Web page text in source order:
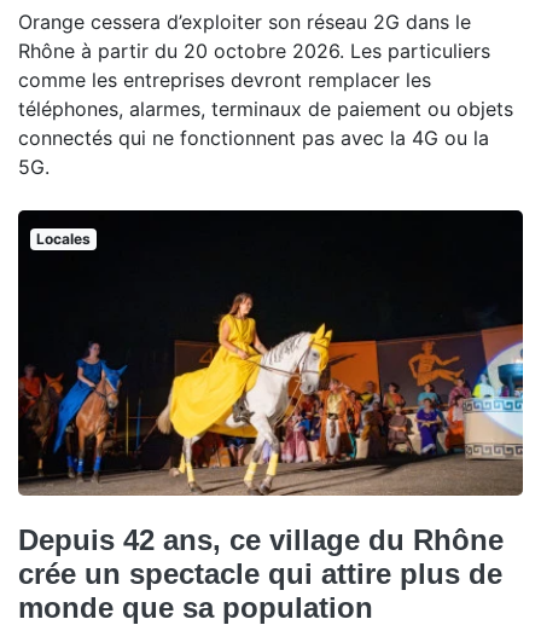
Orange cessera d’exploiter son réseau 2G dans le
Rhône à partir du 20 octobre 2026. Les particuliers
comme les entreprises devront remplacer les
téléphones, alarmes, terminaux de paiement ou objets
connectés qui ne fonctionnent pas avec la 4G ou la
5G.
Locales
Depuis 42 ans, ce village du Rhône
crée un spectacle qui attire plus de
monde que sa population